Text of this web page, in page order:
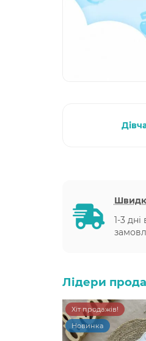
1-3 дні
Лідери
Хіт продажів!
Новинка